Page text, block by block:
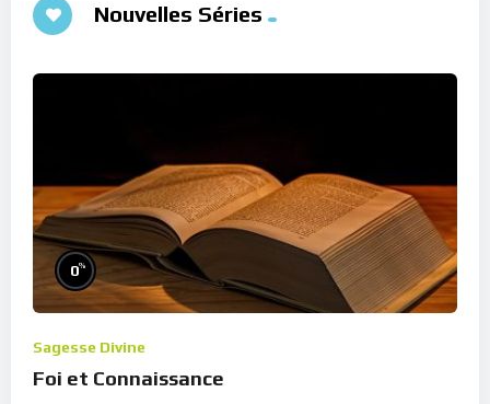
Nouvelles Séries
0%
Sagesse Divine
Foi et Connaissance